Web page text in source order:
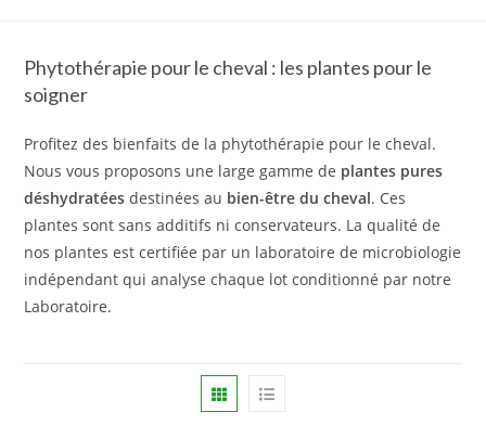
Phytothérapie pour le cheval : les plantes pour le
soigner
Profitez des bienfaits de la phytothérapie pour le cheval.
Nous vous proposons une large gamme de plantes pures
déshydratées destinées au bien-être du cheval. Ces
plantes sont sans additifs ni conservateurs. La qualité de
nos plantes est certifiée par un laboratoire de microbiologie
indépendant qui analyse chaque lot conditionné par notre
Laboratoire.